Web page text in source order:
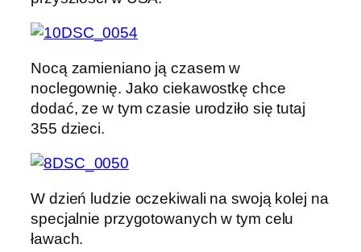
Nocą zamieniano ją czasem w
noclegownię. Jako ciekawostkę chce
dodać, ze w tym czasie urodziło się tutaj
355 dzieci.
W dzień ludzie oczekiwali na swoją kolej na
specjalnie przygotowanych w tym celu
ławach.